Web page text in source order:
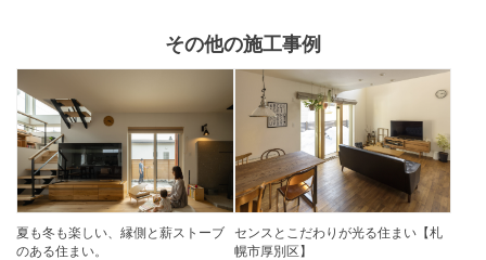
その他の施工事例
夏も冬も楽しい、縁側と薪ストーブ
のある住まい。
センスとこだわりが光る住まい【札
幌市厚別区】